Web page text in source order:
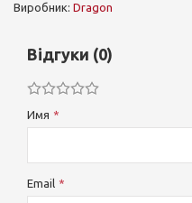
Виробник: Dragon
Відгуки (0)
Имя
Email